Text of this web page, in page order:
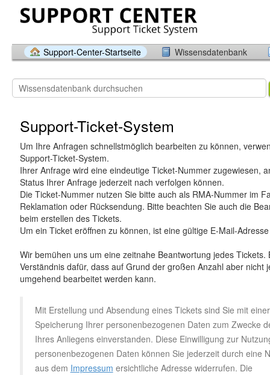
Support-Center-Startseite Wissensdatenbank
Support-Ticket-System
Um Ihre Anfragen schnellstmöglich bearbeiten zu können,
Support-Ticket-System.
Ihrer Anfrage wird eine eindeutige Ticket-Nummer zugewiesen,
Status Ihrer Anfrage jederzeit nach verfolgen können.
Die Ticket-Nummer nutzen Sie bitte auch als RMA-Nummer im
Reklamation oder Rücksendung. Bitte beachten Sie auch die
beim erstellen des Tickets.
Um ein Ticket eröffnen zu können, ist eine gültige E-Mail-
Wir bemühen uns um eine zeitnahe Beantwortung jedes Tickets.
Verständnis dafür, dass auf Grund der großen Anzahl aber nicht
umgehend bearbeitet werden kann.
Mit Erstellung und Absendung eines Tickets sind Sie mit
Speicherung Ihrer personenbezogenen Daten zum Zwecke
Ihres Anliegens einverstanden. Diese Einwilligung zur
personenbezogenen Daten können Sie jederzeit durch eine
aus dem Impressum ersichtliche Adresse widerrufen. Die